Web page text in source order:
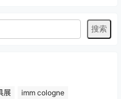
展
imm cologne